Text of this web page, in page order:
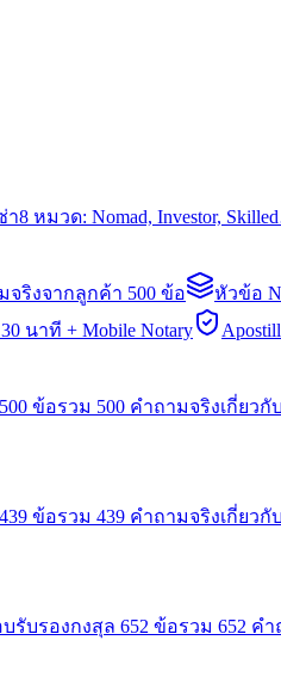
า8 หมวด: Nomad, Investor,
จริงจากลูกค้า 500 ข้อ หัวข้อ
นาที + Mobile Notary
ข้อรวม 500 คำถามจริงเกี่ยวกั
ข้อรวม 439 คำถามจริงเกี่ยวกั
รับรองกงสุล 652 ข้อรวม 652 ค